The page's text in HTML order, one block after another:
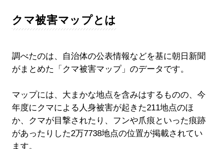
クマ被害マップとは
調べたのは、自治体の公表情報などを基に朝日新聞
がまとめた「クマ被害マップ」のデータです。
マップには、大まかな地点を含みはするものの、今
年度にクマによる人身被害が起きた211地点のほ
か、クマが目撃されたり、フンや爪痕といった痕跡
があったりした2万7738地点の位置が掲載されてい
ます。